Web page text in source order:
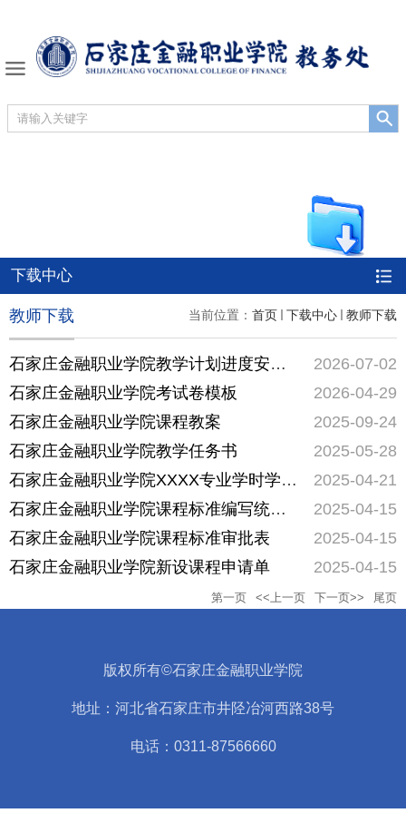
下载中心
当前位置： 首页 下载中心 教师下载
教师下载
石家庄金融职业学院教学计划进度安排表
2026-07-02
石家庄金融职业学院考试卷模板
2026-04-29
石家庄金融职业学院课程教案
2025-09-24
石家庄金融职业学院教学任务书
2025-05-28
石家庄金融职业学院XXXX专业学时学分比例分配表
2025-04-21
石家庄金融职业学院课程标准编写统计表
2025-04-15
石家庄金融职业学院课程标准审批表
2025-04-15
石家庄金融职业学院新设课程申请单
2025-04-15
第一页 <<上一页 下一页>> 尾页
版权所有©石家庄金融职业学院
地址：河北省石家庄市井陉冶河西路38号
电话：0311-87566660